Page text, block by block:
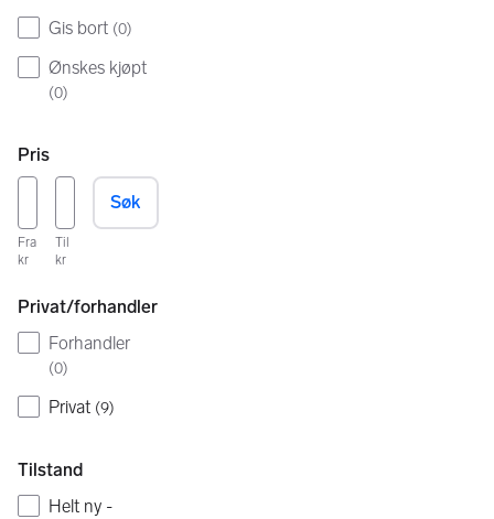
Gis bort (0)
Ønskes kjøpt
(0)
Pris
Fra
kr
Til
kr
Søk
Privat/forhandler
Forhandler
(0)
Privat (9)
Tilstand
Helt ny -